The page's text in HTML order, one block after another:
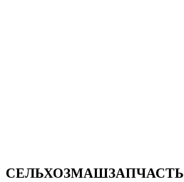
СЕЛЬХОЗМАШЗАПЧАСТЬ